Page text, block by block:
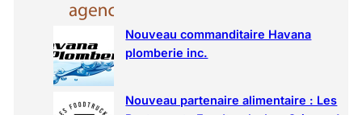
Nouveau commanditaire Havana
plomberie inc.
Nouveau partenaire alimentaire : Les